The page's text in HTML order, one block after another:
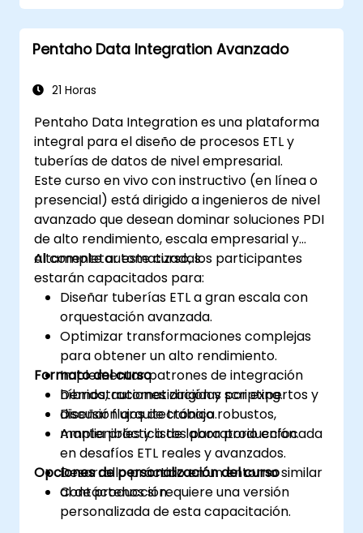
Pentaho Data Integration Avanzado
21 Horas
Pentaho Data Integration es una plataforma
integral para el diseño de procesos ETL y
tuberías de datos de nivel empresarial.
Este curso en vivo con instructivo (en línea o
presencial) está dirigido a ingenieros de nivel
avanzado que desean dominar soluciones PDI
de alto rendimiento, escala empresarial y
altamente automatizadas.
Al completar este curso, los participantes
estarán capacitados para:
Diseñar tuberías ETL a gran escala con
orquestación avanzada.
Optimizar transformaciones complejas
para obtener un alto rendimiento.
Implementar patrones de integración
híbrida, automatización y scripting.
Diseñar flujos de trabajo robustos,
mantenibles y listos para producción.
Formato del curso
Demostraciones dirigidas por expertos y
discusión arquitectónica.
Amplia práctica de laboratorio enfocada
en desafíos ETL reales y avanzados.
Desarrollo práctico en un entorno similar
al de producción.
Opciones de personalización del curso
Contáctenos si requiere una versión
personalizada de esta capacitación.